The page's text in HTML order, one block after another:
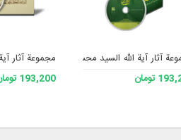
آثار آیة الله السید محسن خرازی
تومان
مجموعة آثار
193,200 تومان